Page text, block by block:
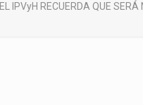
EL IPVyH RECUERDA QUE